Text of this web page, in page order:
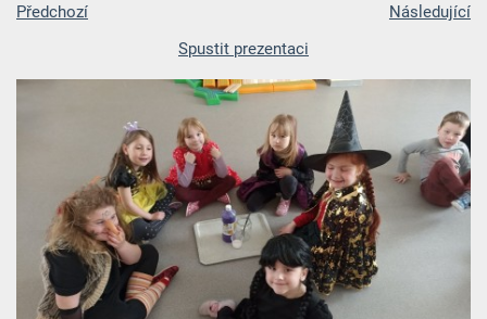
Předchozí
Následující
Spustit prezentaci